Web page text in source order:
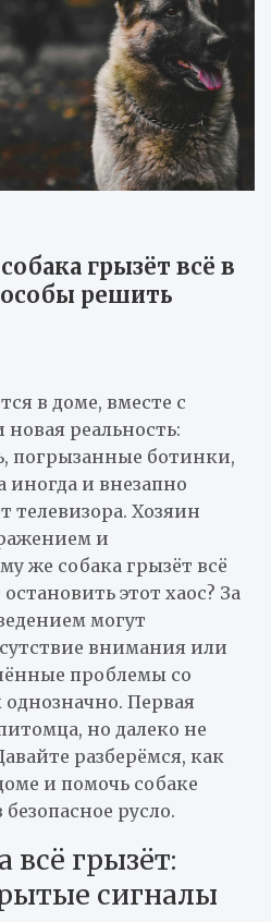
грызёт всё в
решить
в доме, вместе с
реальность:
погрызанные ботинки,
иногда и внезапно
телевизора. Хозяин
и
же собака грызёт всё
этот хаос? За
могут
внимания или
проблемы со
однозначно. Первая
но далеко не
разберёмся, как
и помочь собаке
русло.
всё грызёт:
сигналы